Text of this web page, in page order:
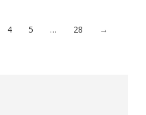
4 5 … 28 →